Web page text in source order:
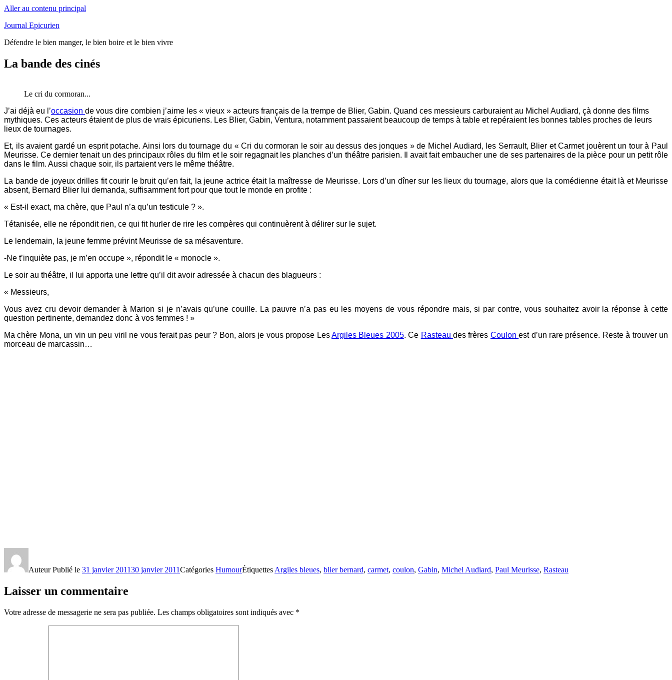
Aller au contenu principal
Journal Epicurien
Défendre le bien manger, le bien boire et le bien vivre
La bande des cinés
Le cri du cormoran...
J’ai déjà eu l’occasion de vous dire combien j’aime les « vieux » acteurs français de la trempe de Blier, Gabin. Quand ces messieurs carburaient au Michel Audiard, çà donne des films
mythiques. Ces acteurs étaient de plus de vrais épicuriens. Les Blier, Gabin, Ventura, notamment passaient beaucoup de temps à table et repéraient les bonnes tables proches de leurs
lieux de tournages.
Et, ils avaient gardé un esprit potache. Ainsi lors du tournage du « Cri du cormoran le soir au dessus des jonques » de Michel Audiard, les Serrault, Blier et Carmet jouèrent un tour à Paul
Meurisse. Ce dernier tenait un des principaux rôles du film et le soir regagnait les planches d’un théâtre parisien. Il avait fait embaucher une de ses partenaires de la pièce pour un petit rôle
dans le film. Aussi chaque soir, ils partaient vers le même théâtre.
La bande de joyeux drilles fit courir le bruit qu’en fait, la jeune actrice était la maîtresse de Meurisse. Lors d’un dîner sur les lieux du tournage, alors que la comédienne était là et Meurisse
absent, Bernard Blier lui demanda, suffisamment fort pour que tout le monde en profite :
« Est-il exact, ma chère, que Paul n’a qu’un testicule ? ».
Tétanisée, elle ne répondit rien, ce qui fit hurler de rire les compères qui continuèrent à délirer sur le sujet.
Le lendemain, la jeune femme prévint Meurisse de sa mésaventure.
-Ne t’inquiète pas, je m’en occupe », répondit le « monocle ».
Le soir au théâtre, il lui apporta une lettre qu’il dit avoir adressée à chacun des blagueurs :
« Messieurs,
Vous avez cru devoir demander à Marion si je n’avais qu’une couille. La pauvre n’a pas eu les moyens de vous répondre mais, si par contre, vous souhaitez avoir la réponse à cette
question pertinente, demandez donc à vos femmes ! »
Ma chère Mona, un vin un peu viril ne vous ferait pas peur ? Bon, alors je vous propose LesArgiles Bleues 2005. Ce Rasteaudes frères Coulonest d’un rare présence. Reste à trouver un
morceau de marcassin…
AuteurPublié le 31 janvier 201130 janvier 2011Catégories HumourÉtiquettes Argiles bleues, blier bernard, carmet, coulon, Gabin, Michel Audiard, Paul Meurisse, Rasteau
Laisser un commentaire
Votre adresse de messagerie ne sera pas publiée. Les champs obligatoires sont indiqués avec *